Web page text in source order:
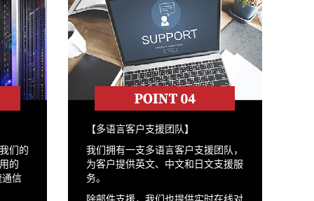
们的
的
信
【多语言客户支援团队】
我们拥有一支多语言客户支援团队，
为客户提供英文、中文和日文支援服
务。